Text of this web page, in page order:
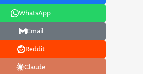
WhatsApp
Email
Reddit
Claude